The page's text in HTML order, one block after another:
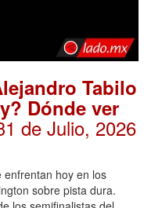
Tabilo
Dónde ver
de Julio, 2026
enfrentan hoy en los
sobre pista dura.